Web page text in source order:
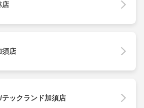
店
須店
テックランド加須店